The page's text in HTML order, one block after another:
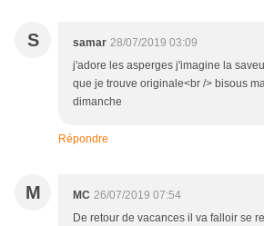
S samar 28/07/2019 03:09
j'adore les asperges j'imagine la
que je trouve originale<br /> bisous
dimanche
Répondre
M MC 26/07/2019 07:54
De retour de vacances il va falloir se